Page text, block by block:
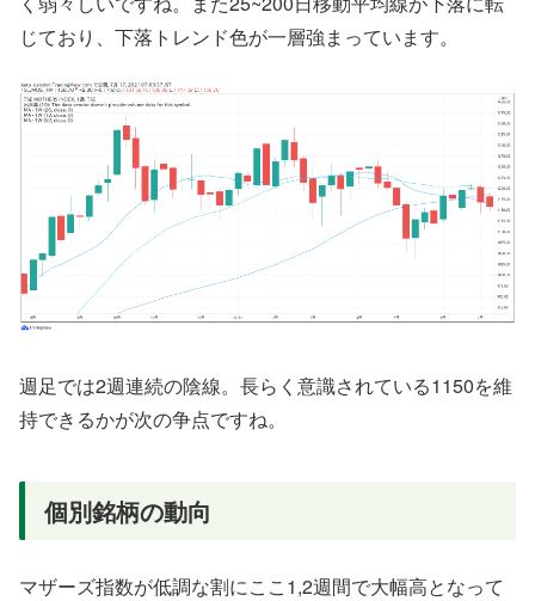
じており、下落トレンド色が一層強まっています。
週足では2週連続の陰線。長らく意識されている1150を維
持できるかが次の争点ですね。
個別銘柄の動向
マザーズ指数が低調な割にここ1,2週間で大幅高となって